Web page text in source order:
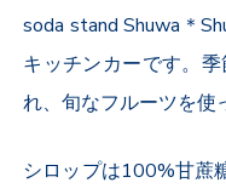
soda stand Shuwa＊
キッチンカーです。
れ、旬なフルーツを使
シロップは100%甘蔗